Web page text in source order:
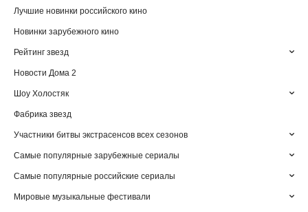
Лучшие новинки российского кино
Новинки зарубежного кино
Рейтинг звезд
Новости Дома 2
Шоу Холостяк
Фабрика звезд
Участники битвы экстрасенсов всех сезонов
Самые популярные зарубежные сериалы
Самые популярные российские сериалы
Мировые музыкальные фестивали